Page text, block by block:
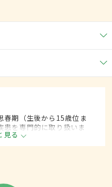
春期（生後から15歳位ま
患を専門的に取り扱いま
見る